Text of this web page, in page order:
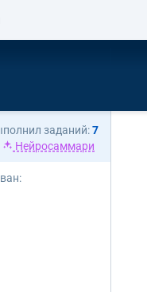
заданий:7
Нейросаммари